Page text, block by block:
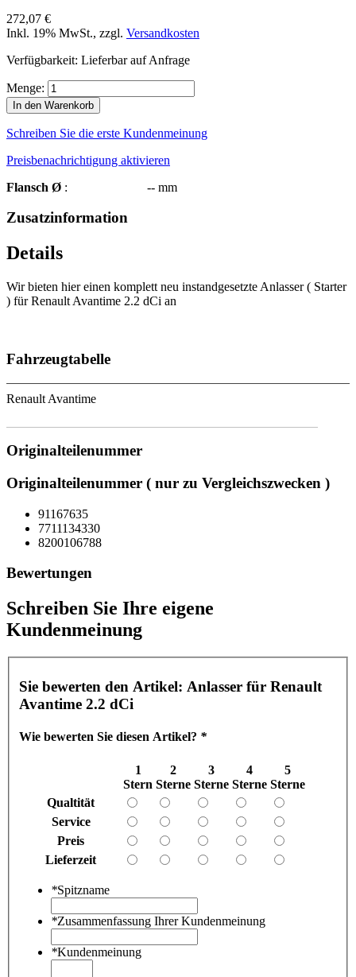
272,07 €
Inkl. 19% MwSt., zzgl. Versandkosten
Verfügbarkeit: Lieferbar auf Anfrage
Menge:
In den Warenkorb
Schreiben Sie die erste Kundenmeinung
Preisbenachrichtigung aktivieren
Flansch Ø : -- mm
Zusatzinformation
Details
Wir bieten hier einen komplett neu instandgesetzte Anlasser ( Starter
) für Renault Avantime 2.2 dCi an
Fahrzeugtabelle
Renault Avantime
Originalteilenummer
Originalteilenummer ( nur zu Vergleichszwecken )
91167635
7711134330
8200106788
Bewertungen
Schreiben Sie Ihre eigene
Kundenmeinung
Sie bewerten den Artikel: Anlasser für Renault
Avantime 2.2 dCi
Wie bewerten Sie diesen Artikel? *
1
Stern
2
Sterne
3
Sterne
4
Sterne
5
Sterne
Qualtität
Service
Preis
Lieferzeit
*Spitzname
*Zusammenfassung Ihrer Kundenmeinung
*Kundenmeinung